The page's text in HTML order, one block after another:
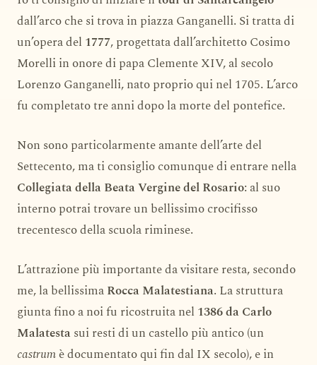
dall’arco che si trova in piazza Ganganelli. Si tratta di
un’opera del 1777, progettata dall’architetto Cosimo
Morelli in onore di papa Clemente XIV, al secolo
Lorenzo Ganganelli, nato proprio qui nel 1705. L’arco
fu completato tre anni dopo la morte del pontefice.
Non sono particolarmente amante dell’arte del
Settecento, ma ti consiglio comunque di entrare nella
Collegiata della Beata Vergine del Rosario: al suo
interno potrai trovare un bellissimo crocifisso
trecentesco della scuola riminese.
L’attrazione più importante da visitare resta, secondo
me, la bellissimaRocca Malatestiana. La struttura
giunta fino a noi fu ricostruita nel 1386 da Carlo
Malatestasui resti di un castello più antico (un
castrumè documentato qui fin dal IX secolo), e in